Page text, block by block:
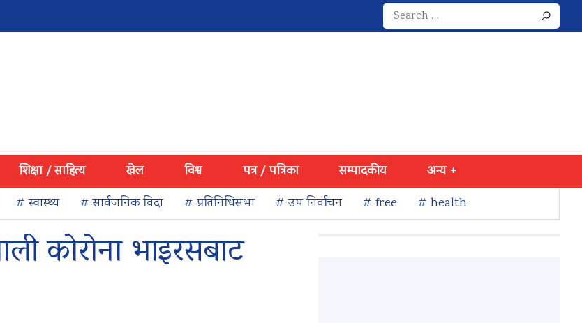
Search
for:
शिक्षा / साहित्य खेल विश्व पत्र / पत्रिका सम्पादकीय
अन्य +
# स्वास्थ्य # सार्वजनिक विदा # प्रतिनिधिसभा # उप निर्वाचन # free # health
कोरोना भाइरसबाट